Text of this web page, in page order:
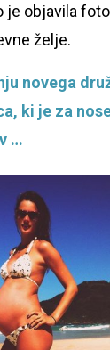
je objavila
želje.
novega
ki je za
…